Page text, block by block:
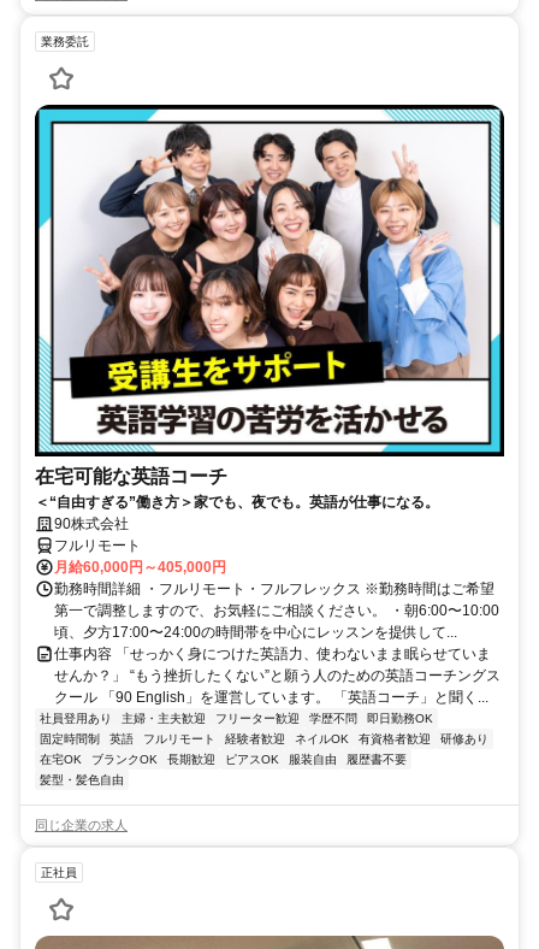
業務委託
在宅可能な英語コーチ
＜“自由すぎる”働き方＞家でも、夜でも。英語が仕事になる。
90株式会社
フルリモート
月給60,000円～405,000円
勤務時間詳細 ・フルリモート・フルフレックス ※勤務時間はご希望
第一で調整しますので、お気軽にご相談ください。 ・朝6:00〜10:00
頃、夕方17:00〜24:00の時間帯を中心にレッスンを提供して...
仕事内容 「せっかく身につけた英語力、使わないまま眠らせていま
せんか？」 “もう挫折したくない”と願う人のための英語コーチングス
クール 「90 English」を運営しています。 「英語コーチ」と聞く...
社員登用あり 主婦・主夫歓迎 フリーター歓迎 学歴不問
即日勤務OK
固定時間制
英語 フルリモート 経験者歓迎 ネイルOK 有資格者歓迎
研修あり
在宅OK
ブランクOK 長期歓迎 ピアスOK 服装自由
履歴書不要
髪型・髪色自由
同じ企業の求人
正社員